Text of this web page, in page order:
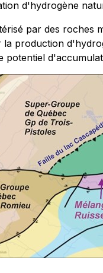
d'hydrogène
par des roches
production
potentiel